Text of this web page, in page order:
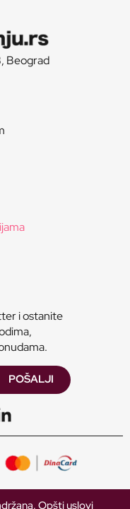
Beograd
i ostanite
POŠALJI
Opšti uslovi